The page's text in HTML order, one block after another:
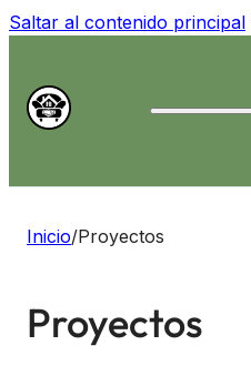
Saltar al contenido principal
Inicio/Proyectos
Proyectos